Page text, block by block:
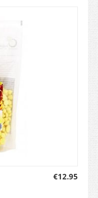
€12.95